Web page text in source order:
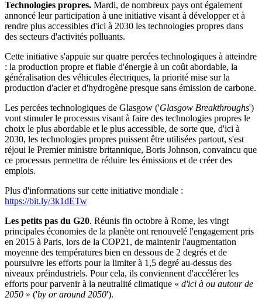
Technologies propres. Mardi, de nombreux pays ont également
annoncé leur participation à une initiative visant à développer et à
rendre plus accessibles d'ici à 2030 les technologies propres dans
des secteurs d'activités polluants.
Cette initiative s'appuie sur quatre percées technologiques à atteindre
: la production propre et fiable d'énergie à un coût abordable, la
généralisation des véhicules électriques, la priorité mise sur la
production d'acier et d'hydrogène presque sans émission de carbone.
Les percées technologiques de Glasgow ('Glasgow Breakthroughs')
vont stimuler le processus visant à faire des technologies propres le
choix le plus abordable et le plus accessible, de sorte que, d'ici à
2030, les technologies propres puissent être utilisées partout, s'est
réjoui le Premier ministre britannique, Boris Johnson, convaincu que
ce processus permettra de réduire les émissions et de créer des
emplois.
Plus d'informations sur cette initiative mondiale :
https://bit.ly/3k1dETw
Les petits pas du G20. Réunis fin octobre à Rome, les vingt
principales économies de la planète ont renouvelé l'engagement pris
en 2015 à Paris, lors de la COP21, de maintenir l'augmentation
moyenne des températures bien en dessous de 2 degrés et de
poursuivre les efforts pour la limiter à 1,5 degré au-dessus des
niveaux préindustriels. Pour cela, ils conviennent d'accélérer les
efforts pour parvenir à la neutralité climatique « d'ici à ou autour de
2050 » ('by or around 2050').